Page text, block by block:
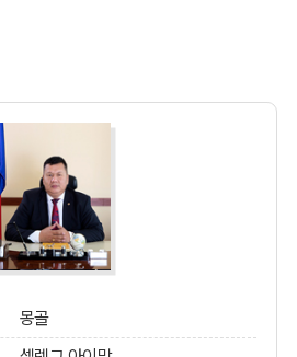
몽골